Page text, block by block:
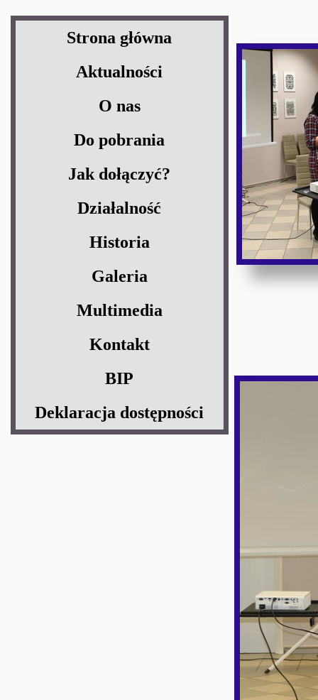
Strona główna
Aktualności
O nas
Do pobrania
Jak dołączyć?
Działalność
Historia
Galeria
Multimedia
Kontakt
BIP
Deklaracja dostępności